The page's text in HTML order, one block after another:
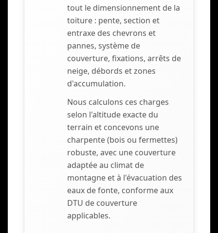
tout le dimensionnement de la
toiture : pente, section et
entraxe des chevrons et
pannes, système de
couverture, fixations, arrêts de
neige, débords et zones
d'accumulation.
Nous calculons ces charges
selon l'altitude exacte du
terrain et concevons une
charpente (bois ou fermettes)
robuste, avec une couverture
adaptée au climat de
montagne et à l'évacuation des
eaux de fonte, conforme aux
DTU de couverture
applicables.